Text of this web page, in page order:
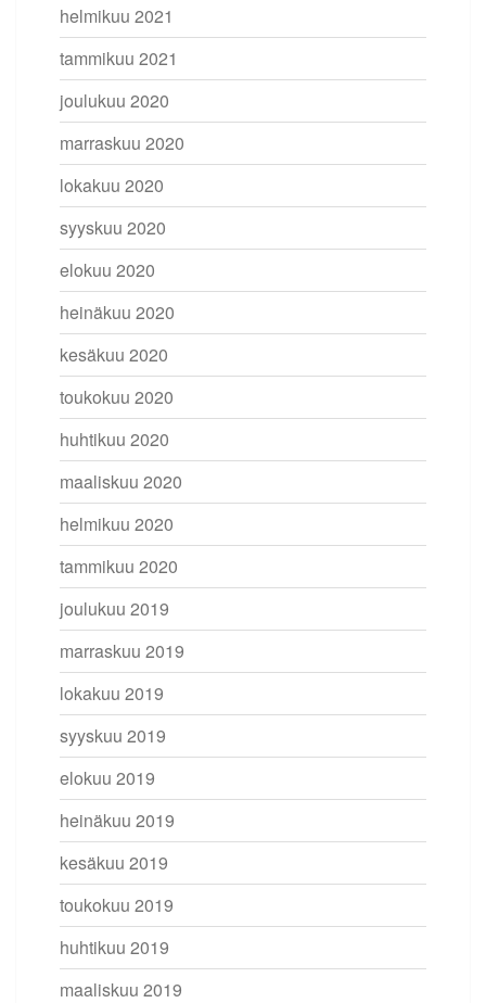
helmikuu 2021
tammikuu 2021
joulukuu 2020
marraskuu 2020
lokakuu 2020
syyskuu 2020
elokuu 2020
heinäkuu 2020
kesäkuu 2020
toukokuu 2020
huhtikuu 2020
maaliskuu 2020
helmikuu 2020
tammikuu 2020
joulukuu 2019
marraskuu 2019
lokakuu 2019
syyskuu 2019
elokuu 2019
heinäkuu 2019
kesäkuu 2019
toukokuu 2019
huhtikuu 2019
maaliskuu 2019